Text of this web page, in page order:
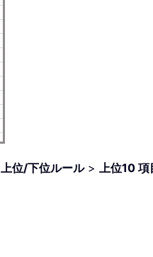
上位/下位ルール> 上位10 項